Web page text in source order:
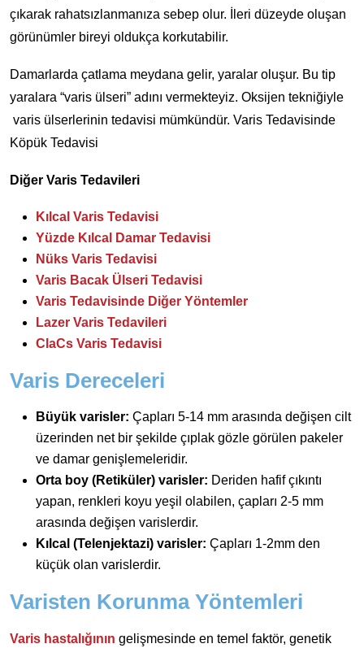
çıkarak rahatsızlanmanıza sebep olur. İleri düzeyde oluşan
görünümler bireyi oldukça korkutabilir.
Damarlarda çatlama meydana gelir, yaralar oluşur. Bu tip
yaralara “varis ülseri” adını vermekteyiz. Oksijen tekniğiyle
varis ülserlerinin tedavisi mümkündür. Varis Tedavisinde
Köpük Tedavisi
Diğer Varis Tedavileri
Kılcal Varis Tedavisi
Yüzde Kılcal Damar Tedavisi
Nüks Varis Tedavisi
Varis Bacak Ülseri Tedavisi
Varis Tedavisinde Diğer Yöntemler
Lazer Varis Tedavileri
ClaCs Varis Tedavisi
Varis Dereceleri
Büyük varisler: Çapları 5-14 mm arasında değişen cilt
üzerinden net bir şekilde çıplak gözle görülen pakeler
ve damar genişlemeleridir.
Orta boy (Retiküler) varisler: Deriden hafif çıkıntı
yapan, renkleri koyu yeşil olabilen, çapları 2-5 mm
arasında değişen varislerdir.
Kılcal (Telenjektazi) varisler: Çapları 1-2mm den
küçük olan varislerdir.
Varisten Korunma Yöntemleri
Varis hastalığının gelişmesinde en temel faktör, genetik